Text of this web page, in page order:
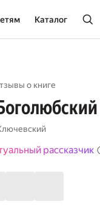
Каталог
о книге
рассказчик